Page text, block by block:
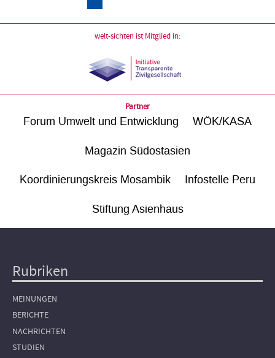
welt-sichten ist Mitglied in:
Partner
Forum Umwelt und Entwicklung WÖK/KASA
Magazin Südostasien
Koordinierungskreis Mosambik Infostelle Peru
Stiftung Asienhaus
Hauptnavigation
Rubriken
MEINUNGEN
BERICHTE
NACHRICHTEN
STUDIEN